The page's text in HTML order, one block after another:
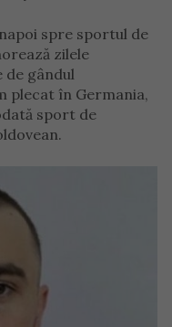
spre sportul de
zilele
de gândul
plecat în Germania,
sport de